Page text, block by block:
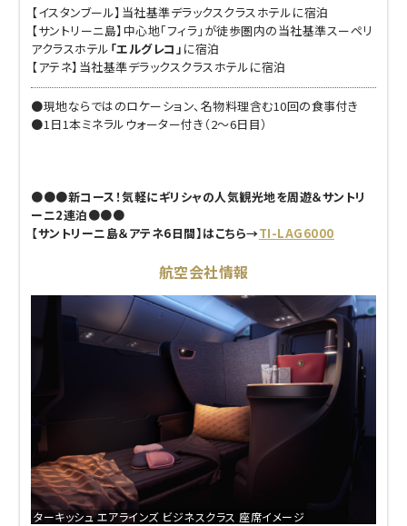
【イスタンブール】当社基準デラックスクラスホテルに宿泊
【サントリーニ島】中心地「フィラ」が徒歩圏内の当社基準スーペリ
アクラスホテル 「エルグレコ」 に宿泊
【アテネ】当社基準デラックスクラスホテルに宿泊
●現地ならではのロケーション、名物料理含む10回の食事付き
●1日1本ミネラルウォーター付き（2～6日目）
●●●新コース！気軽にギリシャの人気観光地を周遊＆サントリ
ーニ2連泊●●●
【サントリーニ島＆アテネ6日間】はこちら→TI-LAG6000
航空会社情報
ターキッシュ エアラインズ ビジネスクラス 座席イメージ